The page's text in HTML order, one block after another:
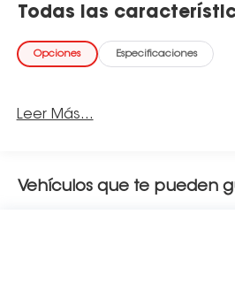
Todas las
Opciones Especificaciones
Leer Más...
Vehículos que te pueden